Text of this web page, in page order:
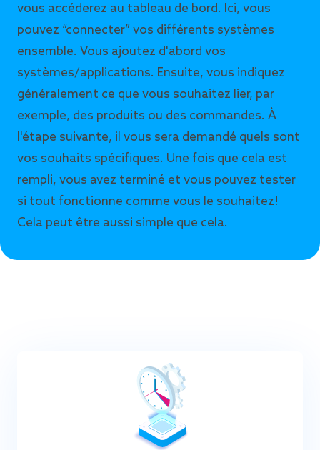
vous accéderez au tableau de bord. Ici, vous
pouvez “connecter” vos différents systèmes
ensemble. Vous ajoutez d'abord vos
systèmes/applications. Ensuite, vous indiquez
généralement ce que vous souhaitez lier, par
exemple, des produits ou des commandes. À
l'étape suivante, il vous sera demandé quels sont
vos souhaits spécifiques. Une fois que cela est
rempli, vous avez terminé et vous pouvez tester
si tout fonctionne comme vous le souhaitez!
Cela peut être aussi simple que cela.